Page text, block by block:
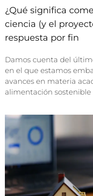
¿Qué significa
ciencia (y el
respuesta por fin
Damos cuenta del
en el que estamos
avances en materia
alimentación sostenible